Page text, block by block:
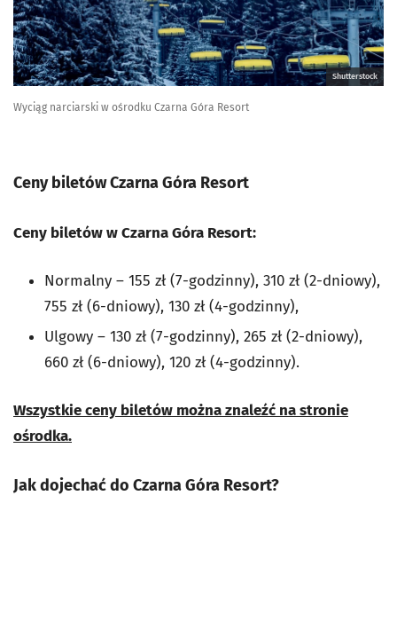
Shutterstock
Wyciąg narciarski w ośrodku Czarna Góra Resort
Ceny biletów Czarna Góra Resort
Ceny biletów w Czarna Góra Resort:
Normalny – 155 zł (7-godzinny), 310 zł (2-dniowy),
755 zł (6-dniowy), 130 zł (4-godzinny),
Ulgowy – 130 zł (7-godzinny), 265 zł (2-dniowy),
660 zł (6-dniowy), 120 zł (4-godzinny).
Wszystkie ceny biletów można znaleźć na stronie
ośrodka.
Jak dojechać do Czarna Góra Resort?